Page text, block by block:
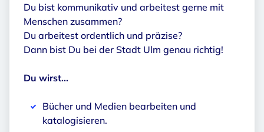
Du bist kommunikativ und arbeitest gerne mit
Menschen zusammen?
Du arbeitest ordentlich und präzise?
Dann bist Du bei der Stadt Ulm genau richtig!
Du wirst...
Bücher und Medien bearbeiten und
katalogisieren.